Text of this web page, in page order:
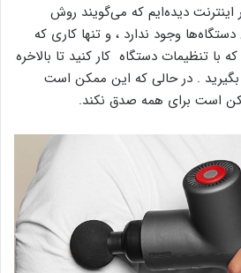
اینترنت دیده‌ایم که می‌گویند روش
وجود ندارد ، و تنها کاری که
با تنظیمات دستگاه کار کنید تا بالاخره
بگیرید . در حالی که این ممکن است
است برای همه صدق نکند.